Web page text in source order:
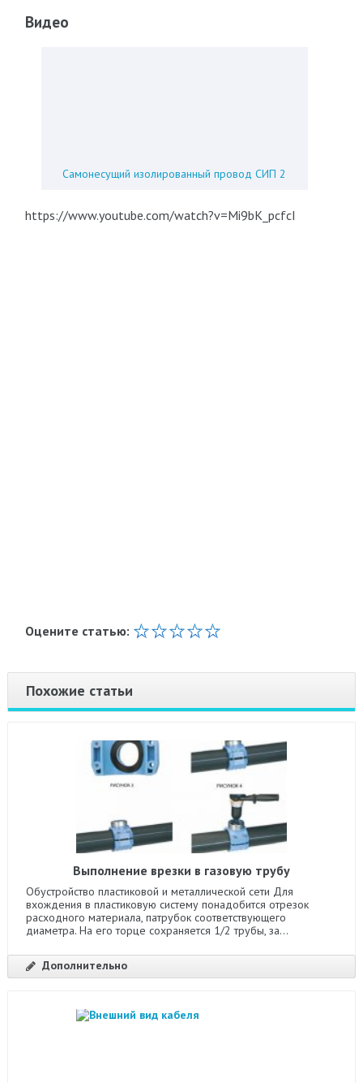
Видео
Самонесущий изолированный провод СИП 2
https://www.youtube.com/watch?v=Mi9bK_pcfcI
Оцените статью:
Похожие статьи
Выполнение врезки в газовую трубу
Обустройство пластиковой и металлической сети Для
вхождения в пластиковую систему понадобится отрезок
расходного материала, патрубок соответствующего
диаметра. На его торце сохраняется 1/2 трубы, за...
Дополнительно